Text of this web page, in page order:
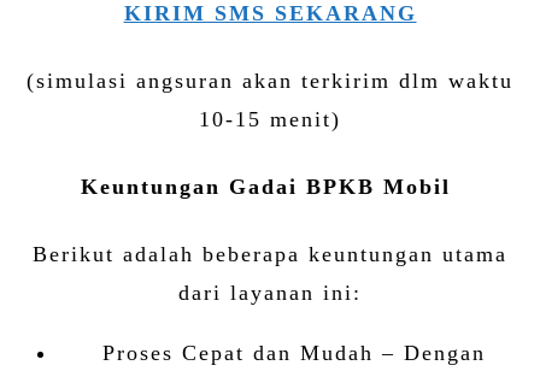
KIRIM SMS SEKARANG
(simulasi angsuran akan terkirim dlm waktu
10-15 menit)
Keuntungan Gadai BPKB Mobil
Berikut adalah beberapa keuntungan utama
dari layanan ini:
Proses Cepat dan Mudah – Dengan